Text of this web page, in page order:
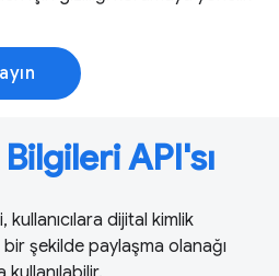
API'sı
kullanıcılara dijital kimlik
şekilde paylaşma olanağı